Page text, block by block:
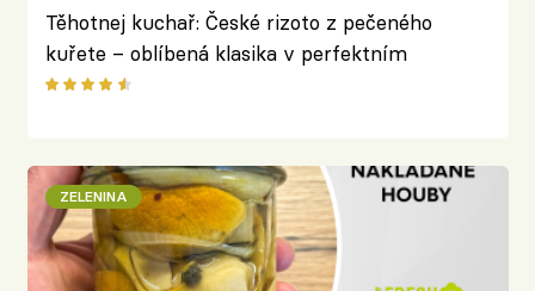
Těhotnej kuchař: České rizoto z pečeného
kuřete – oblíbená klasika v perfektním
provedení
ZELENINA